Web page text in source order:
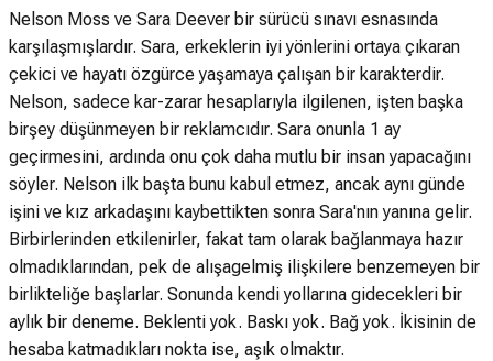
Nelson Moss ve Sara Deever bir sürücü sınavı esnasında
karşılaşmışlardır. Sara, erkeklerin iyi yönlerini ortaya çıkaran
çekici ve hayatı özgürce yaşamaya çalışan bir karakterdir.
Nelson, sadece kar-zarar hesaplarıyla ilgilenen, işten başka
birşey düşünmeyen bir reklamcıdır. Sara onunla 1 ay
geçirmesini, ardında onu çok daha mutlu bir insan yapacağını
söyler. Nelson ilk başta bunu kabul etmez, ancak aynı günde
işini ve kız arkadaşını kaybettikten sonra Sara'nın yanına gelir.
Birbirlerinden etkilenirler, fakat tam olarak bağlanmaya hazır
olmadıklarından, pek de alışagelmiş ilişkilere benzemeyen bir
birlikteliğe başlarlar. Sonunda kendi yollarına gidecekleri bir
aylık bir deneme. Beklenti yok. Baskı yok. Bağ yok. İkisinin de
hesaba katmadıkları nokta ise, aşık olmaktır.